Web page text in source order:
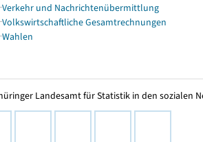
Verkehr und Nachrichtenübermittlung
Volkswirtschaftliche Gesamtrechnungen
Wahlen
Landesamt für Statistik in den sozialen